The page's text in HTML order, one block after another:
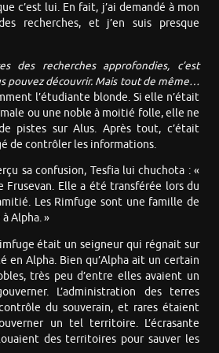
c’est lui. En fait, j’ai demandé à mon
recherches, et j’en suis presque
des recherches approfondies, c’est
pouvez découvrir. Mais tout de même…
l’étudiante blonde. Si elle n’était
ou une noble à moitié folle, elle ne
pistes sur Alus. Après tout, c’était
de contrôler les informations.
sa confusion, Tesfia lui chuchota : «
Frusevan. Elle a été transférée lors du
Les Rimfuge sont une famille de
Alpha. »
était un seigneur qui régnait sur
en Alpha. Bien qu’Alpha ait un certain
très peu d’entre elles avaient un
L’administration des terres
du souverain, et rares étaient
un tel territoire. L’écrasante
des territoires pour sauver les